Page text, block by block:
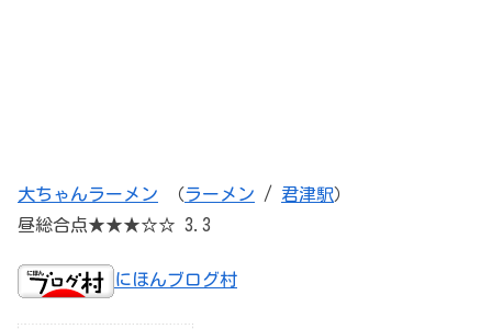
大ちゃんラーメン （ラーメン / 君津駅）
昼総合点★★★☆☆ 3.3
にほんブログ村